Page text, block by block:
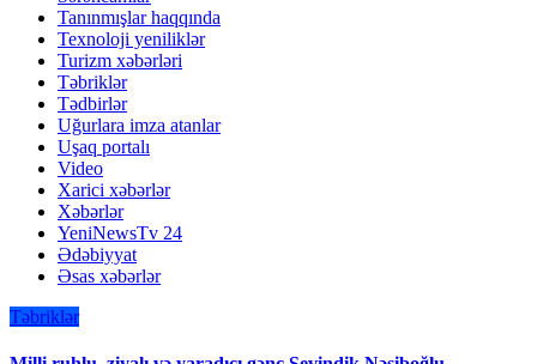
Tanınmışlar haqqında
Texnoloji yeniliklər
Turizm xəbərləri
Təbriklər
Tədbirlər
Uğurlara imza atanlar
Uşaq portalı
Video
Xarici xəbərlər
Xəbərlər
YeniNewsTv 24
Ədəbiyyat
Əsas xəbərlər
Təbriklər